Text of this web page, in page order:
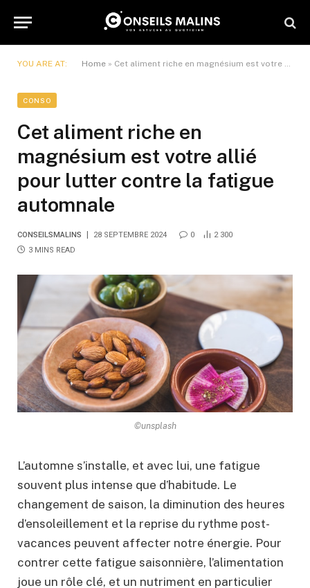
YOU ARE AT: Home » Cet aliment riche en magnésium est votre allié pour lutter contre la fatigue automnale
CONSO
Cet aliment riche en
magnésium est votre allié
pour lutter contre la fatigue
automnale
CONSEILSMALINS 28 SEPTEMBRE 2024 0
2 300
3 MINS READ
©unsplash
L’automne s’installe, et avec lui, une fatigue
souvent plus intense que d’habitude. Le
changement de saison, la diminution des heures
d’ensoleillement et la reprise du rythme post-
vacances peuvent affecter notre énergie. Pour
contrer cette fatigue saisonnière, l’alimentation
joue un rôle clé, et un nutriment en particulier